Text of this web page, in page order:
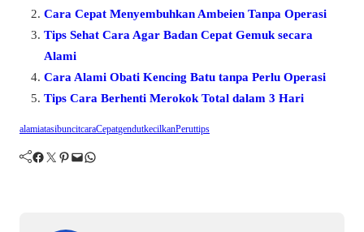
Cara Cepat Menyembuhkan Ambeien Tanpa Operasi
Tips Sehat Cara Agar Badan Cepat Gemuk secara
Alami
Cara Alami Obati Kencing Batu tanpa Perlu Operasi
Tips Cara Berhenti Merokok Total dalam 3 Hari
alamiatasibuncitcaraCepatgendutkecilkanPeruttips
Facebook Twitter Pinterest Mail WhatsApp